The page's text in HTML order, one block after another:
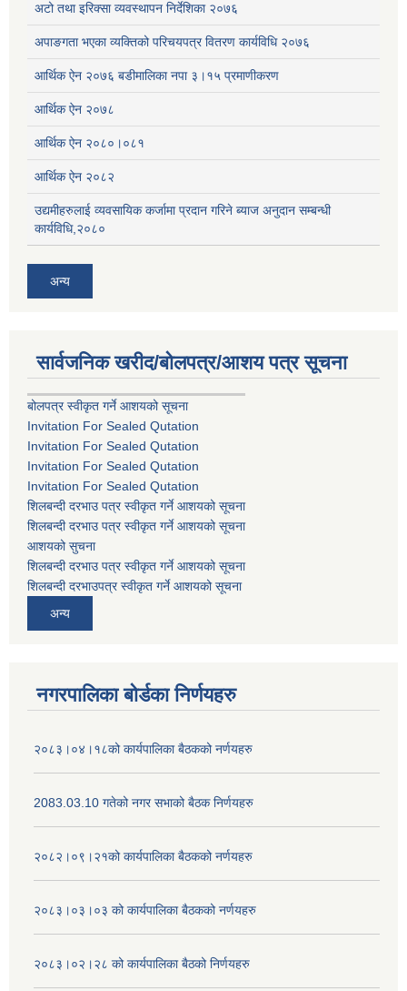
अटो तथा इरिक्सा व्यवस्थापन निर्देशिका २०७६
अपाङगता भएका व्यक्तिको परिचयपत्र वितरण कार्यविधि २०७६
आर्थिक ऐन २०७६ बडीमालिका नपा ३।१५ प्रमाणीकरण
आर्थिक ऐन २०७८
आर्थिक ऐन २०८०।०८१
आर्थिक ऐन २०८२
उद्यमीहरुलाई व्यवसायिक कर्जामा प्रदान गरिने ब्याज अनुदान सम्बन्धी
कार्यविधि,२०८०
अन्य
सार्वजनिक खरीद/बोलपत्र/आशय पत्र सूचना
बोलपत्र स्वीकृत गर्ने आशयको सूचना
Invitation For Sealed Qutation
Invitation For Sealed Qutation
Invitation For Sealed Qutation
Invitation For Sealed Qutation
शिलबन्दी दरभाउ पत्र स्वीकृत गर्ने आशयको सूचना
शिलबन्दी दरभाउ पत्र स्वीकृत गर्ने आशयको सूचना
आशयको सुचना
शिलबन्दी दरभाउ पत्र स्वीकृत गर्ने आशयको सूचना
शिलबन्दी दरभाउपत्र स्वीकृत गर्ने आशयको सूचना
अन्य
नगरपालिका बोर्डका निर्णयहरु
२०८३।०४।१८को कार्यपालिका बैठकको नर्णयहरु
2083.03.10 गतेको नगर सभाको बैठक निर्णयहरु
२०८२।०९।२१को कार्यपालिका बैठकको नर्णयहरु
२०८३।०३।०३ को कार्यपालिका बैठकको नर्णयहरु
२०८३।०२।२८ को कार्यपालिका बैठको निर्णयहरु